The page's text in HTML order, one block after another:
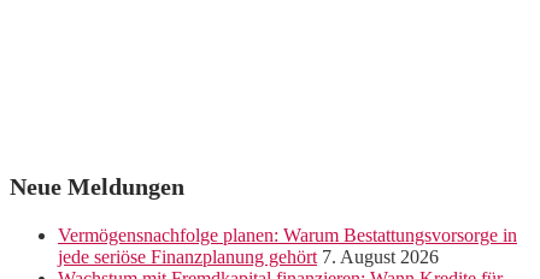
Neue Meldungen
Vermögensnachfolge planen: Warum Bestattungsvorsorge in
jede seriöse Finanzplanung gehört 7. August 2026